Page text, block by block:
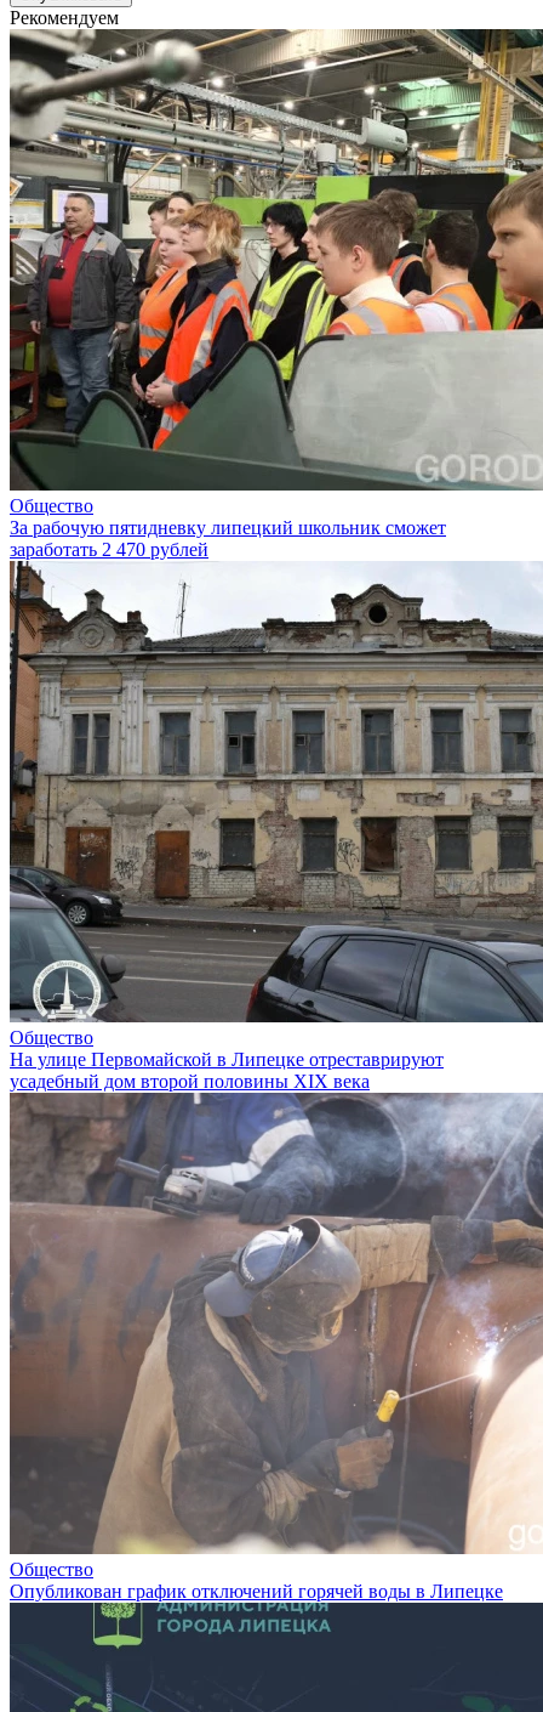
Рекомендуем
Общество
За рабочую пятидневку липецкий школьник сможет
заработать 2 470 рублей
Общество
На улице Первомайской в Липецке отреставрируют
усадебный дом второй половины XIX века
Общество
Опубликован график отключений горячей воды в Липецке